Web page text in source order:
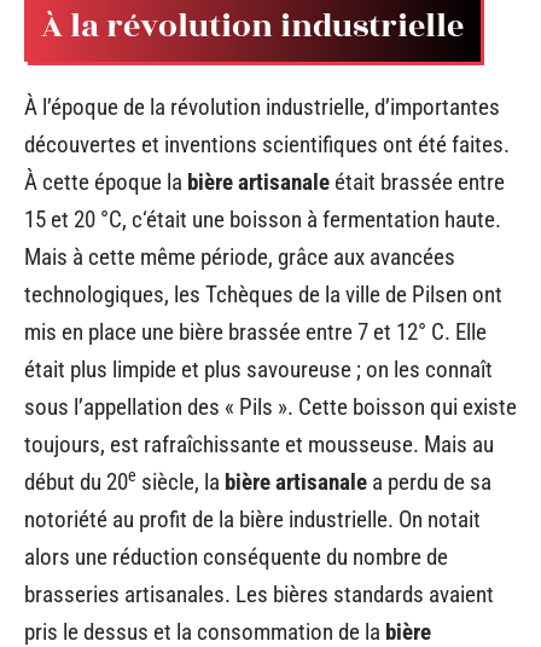
À la révolution industrielle
À l’époque de la révolution industrielle, d’importantes
découvertes et inventions scientifiques ont été faites.
À cette époque la bière artisanale était brassée entre
15 et 20 °C, c‘était une boisson à fermentation haute.
Mais à cette même période, grâce aux avancées
technologiques, les Tchèques de la ville de Pilsen ont
mis en place une bière brassée entre 7 et 12° C. Elle
était plus limpide et plus savoureuse ; on les connaît
sous l’appellation des « Pils ». Cette boisson qui existe
toujours, est rafraîchissante et mousseuse. Mais au
début du 20e siècle, la bière artisanale a perdu de sa
notoriété au profit de la bière industrielle. On notait
alors une réduction conséquente du nombre de
brasseries artisanales. Les bières standards avaient
pris le dessus et la consommation de la bière